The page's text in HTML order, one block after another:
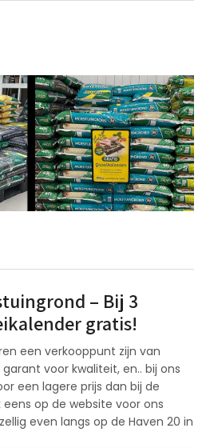
– Bij 3
gratis!
een verkooppunt zijn van
voor kwaliteit, en.. bij ons
een lagere prijs dan bij de
op de website voor ons
even langs op de Haven 20 in